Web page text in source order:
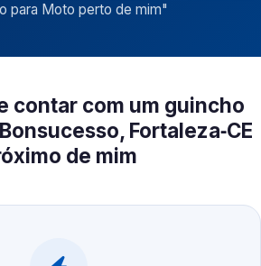
para Moto perto de mim"
contar com um guincho
Fortaleza‑CE
de mim